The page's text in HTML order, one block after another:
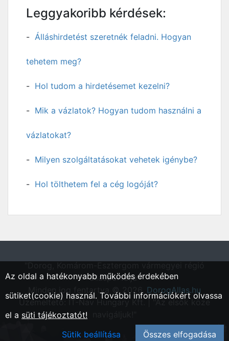
Leggyakoribb kérdések:
Álláshirdetést szeretnék feladni. Hogyan
tehetem meg?
Hol tudom a hirdetésemet kezelni?
Mik a vázlatok? Hogyan tudom használni a
vázlatokat?
Milyen szolgáltatásokat vehetek igénybe?
Hol tölthetem fel a cég logóját?
állásportálja"
Minden jog fentartva © 2026. DorogAllas.hu
Üzemeltető: IT-Nav Hungary Kft. | "Az elsők közé
Az oldal a hatékonyabb működés érdekében
sütiket(cookie) használ. További információkért olvassa
el a süti tájékoztatót!
Sütik beállítása
Összes elfogadása